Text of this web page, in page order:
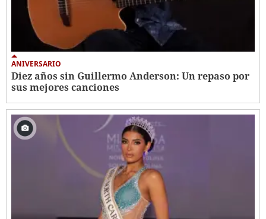
ANIVERSARIO
Diez años sin Guillermo Anderson: Un repaso por
sus mejores canciones